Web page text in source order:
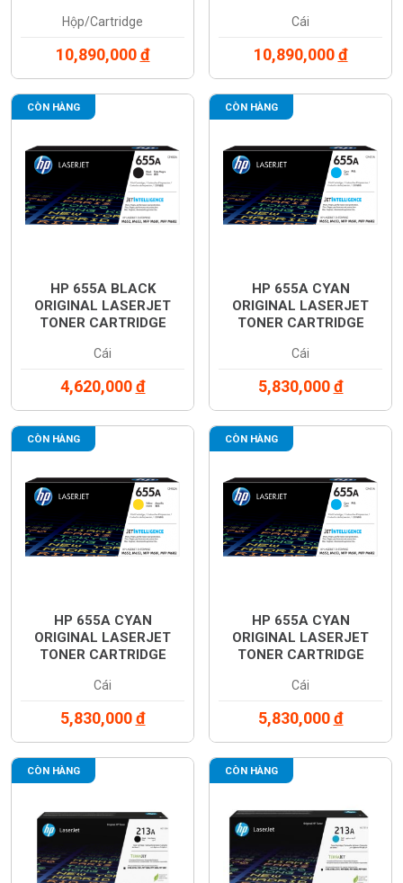
Hộp/Cartridge
10,890,000đ
Cái
10,890,000đ
CÒN HÀNG
HP 655A BLACK
ORIGINAL LASERJET
TONER CARTRIDGE
Cái
4,620,000đ
CÒN HÀNG
HP 655A CYAN
ORIGINAL LASERJET
TONER CARTRIDGE
Cái
5,830,000đ
CÒN HÀNG
HP 655A CYAN
ORIGINAL LASERJET
TONER CARTRIDGE
Cái
5,830,000đ
CÒN HÀNG
HP 655A CYAN
ORIGINAL LASERJET
TONER CARTRIDGE
Cái
5,830,000đ
CÒN HÀNG CÒN HÀNG